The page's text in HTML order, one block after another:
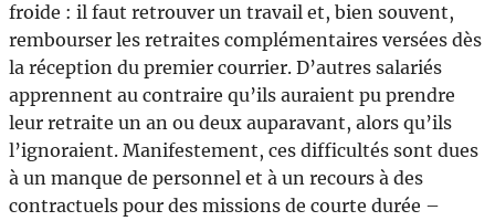
froide : il faut retrouver un travail et, bien souvent,
rembourser les retraites complémentaires versées dès
la réception du premier courrier. D’autres salariés
apprennent au contraire qu’ils auraient pu prendre
leur retraite un an ou deux auparavant, alors qu’ils
l’ignoraient. Manifestement, ces difficultés sont dues
à un manque de personnel et à un recours à des
contractuels pour des missions de courte durée –